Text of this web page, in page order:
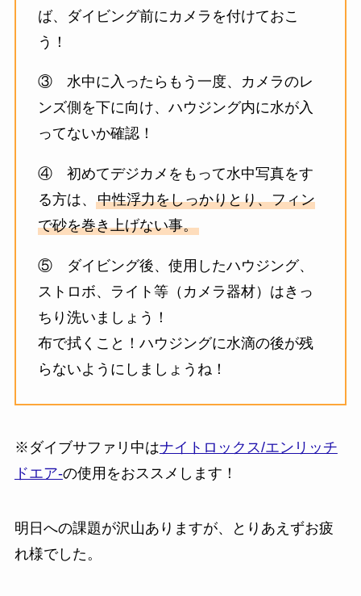
ば、ダイビング前にカメラを付けておこ
う！
③ 水中に入ったらもう一度、カメラのレ
ンズ側を下に向け、ハウジング内に水が入
ってないか確認！
④ 初めてデジカメをもって水中写真をす
る方は、 中性浮力をしっかりとり、フィン
で砂を巻き上げない事。
⑤ ダイビング後、使用したハウジング、
ストロボ、ライト等（カメラ器材）はきっ
ちり洗いましょう！
布で拭くこと！ハウジングに水滴の後が残
らないようにしましょうね！
※ダイブサファリ中はナイトロックス/エンリッチ
ドエア-の使用をおススメします！
明日への課題が沢山ありますが、とりあえずお疲
れ様でした。